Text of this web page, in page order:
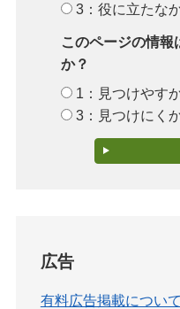
3：役に立たな
このページの情報
か？
1：見つけやす
3：見つけにく
広告
有料広告掲載について